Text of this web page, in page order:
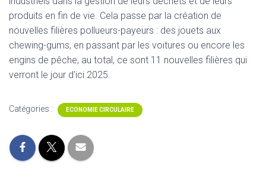
produits en fin de vie. Cela passe par la création de
nouvelles filières pollueurs-payeurs : des jouets aux
chewing-gums, en passant par les voitures ou encore les
engins de pêche, au total, ce sont 11 nouvelles filières qui
verront le jour d’ici 2025.
Catégories : ECONOMIE CIRCULAIRE